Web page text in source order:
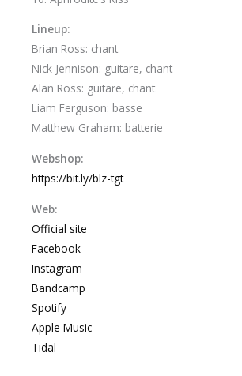
Lineup:
Brian Ross: chant
Nick Jennison: guitare, chant
Alan Ross: guitare, chant
Liam Ferguson: basse
Matthew Graham: batterie
Webshop:
https://bit.ly/blz-tgt
Web:
Official site
Facebook
Instagram
Bandcamp
Spotify
Apple Music
Tidal